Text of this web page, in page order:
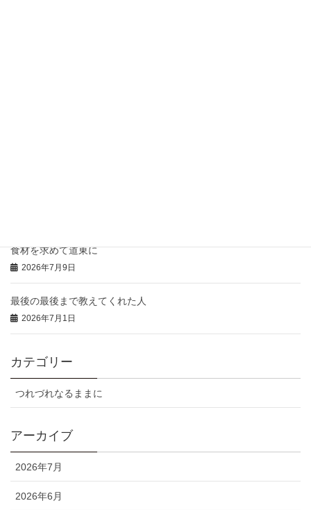
食材を求めて道東に
2026年7月9日
最後の最後まで教えてくれた人
2026年7月1日
カテゴリー
つれづれなるままに
アーカイブ
2026年7月
2026年6月